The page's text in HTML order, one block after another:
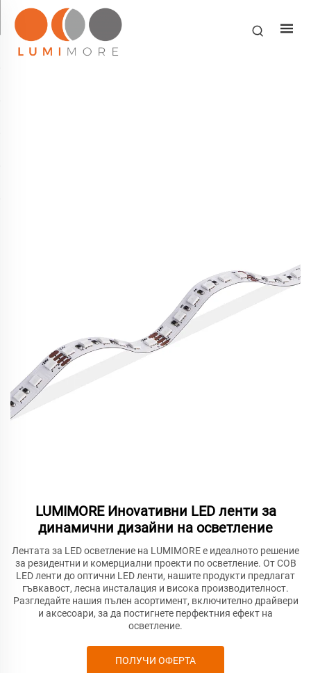
LUMIMORE Инovативни LED ленти за
динамични дизайни на осветление
Лентата за LED осветление на LUMIMORE е идеалното решение
за резидентни и комерциални проекти по осветление. От COB
LED ленти до оптични LED ленти, нашите продукти предлагат
гъвкавост, лесна инсталация и висока производителност.
Разгледайте нашия пълен асортимент, включително драйвери
и аксесоари, за да постигнете перфектния ефект на
осветление.
ПОЛУЧИ ОФЕРТА